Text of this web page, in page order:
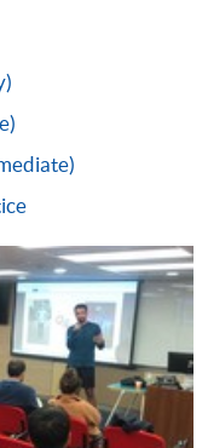
任何查询，可致
或电邮
架构第2级)